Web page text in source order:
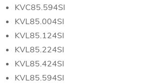
KVC85.594SI
KVL85.004SI
KVL85.124SI
KVL85.224SI
KVL85.424SI
KVL85.594SI